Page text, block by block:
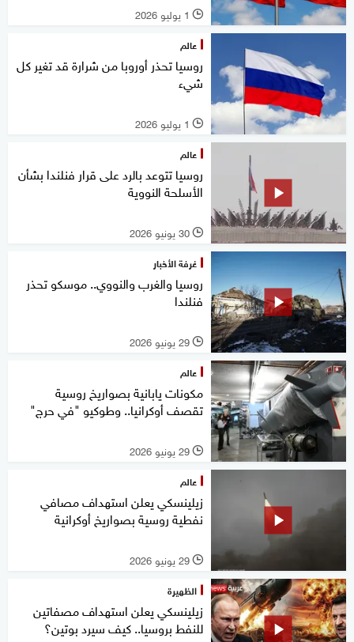
l 1 يوليو 2026
عالم
روسيا تحذر أوروبا من شرارة قد تغير كل
شيء
l 1 يوليو 2026
عالم
روسيا تتوعد بالرد على قرار فنلندا بشأن
الأسلحة النووية
l 30 يونيو 2026
غرفة الأخبار
روسيا والغرب والنووي.. موسكو تحذر ​
فنلندا
l 29 يونيو 2026
عالم
مكونات يابانية بصواريخ روسية
تقصف أوكرانيا.. وطوكيو "في حرج"
l 29 يونيو 2026
عالم
زيلينسكي يعلن استهداف مصافي
نفطية روسية بصواريخ أوكرانية
l 29 يونيو 2026
الظهيرة
زيلينسكي يعلن استهداف مصفاتين
للنفط بروسيا.. كيف سيرد بوتين؟